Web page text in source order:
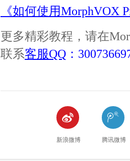
《如何使用MorphVOX
更多精彩教程，请在
联系客服QQ ：

新浪微博

腾讯微博